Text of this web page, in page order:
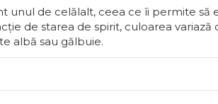
unul de celălalt, ceea ce îi permite să
de starea de spirit, culoarea
albă sau gălbuie.